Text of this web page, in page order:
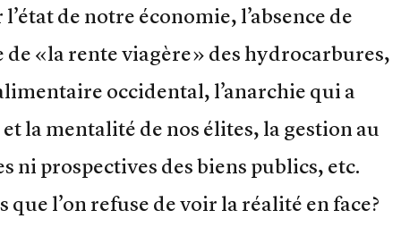
de notre économie, l’absence de
«la rente viagère» des hydrocarbures,
occidental, l’anarchie qui a
la mentalité de nos élites, la gestion au
ni prospectives des biens publics, etc.
l’on refuse de voir la réalité en face?